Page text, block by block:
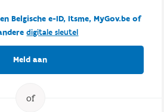
Belgische e-ID, Itsme, MyGov.be of
digitale sleutel
Meld aan